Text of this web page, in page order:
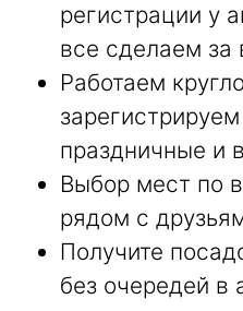
регистрации у
все сделаем за
Работаем
праздничные и
Выбор мест по
рядом с
Получите
без очередей в